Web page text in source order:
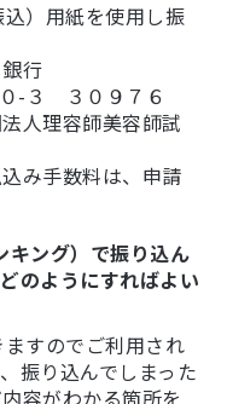
）用紙を使用し振
行
-３ ３０９７６
理容師美容師試
み手数料は、申請
キング）で振り込ん
のようにすればよい
すのでご利用され
振り込んでしまった
容がわかる箇所を